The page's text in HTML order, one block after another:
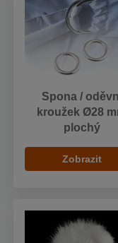
Spona /
kroužek Ø28
plochý
Zobrazit